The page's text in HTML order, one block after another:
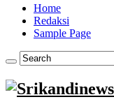
Home
Redaksi
Sample Page